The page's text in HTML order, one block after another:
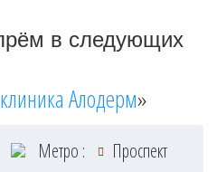
в следующих
Алодерм»
Метро :
Проспект